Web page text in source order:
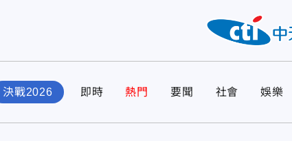
決戰2026 即時 熱門 要聞 社會 娛樂